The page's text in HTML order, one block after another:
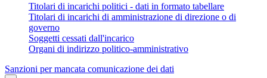
Titolari di incarichi politici - dati in formato tabellare
Titolari di incarichi di amministrazione di direzione o di
governo
Soggetti cessati dall'incarico
Organi di indirizzo politico-amministrativo
Sanzioni per mancata comunicazione dei dati